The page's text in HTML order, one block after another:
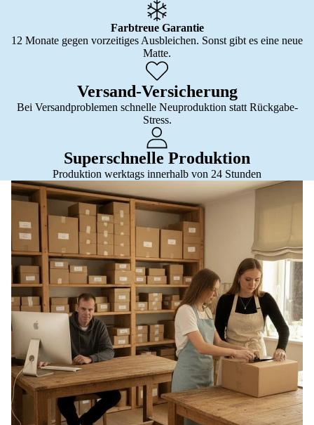
Farbtreue Garantie
12 Monate gegen vorzeitiges Ausbleichen. Sonst gibt es eine neue
Matte.
Versand-Versicherung
Bei Versandproblemen schnelle Neuproduktion statt Rückgabe-
Stress.
Superschnelle Produktion
Produktion werktags innerhalb von 24 Stunden